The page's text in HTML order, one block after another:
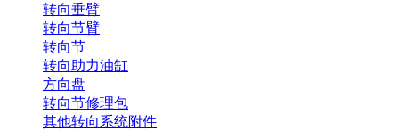
转向垂臂
转向节臂
转向节
转向助力油缸
方向盘
转向节修理包
其他转向系统附件